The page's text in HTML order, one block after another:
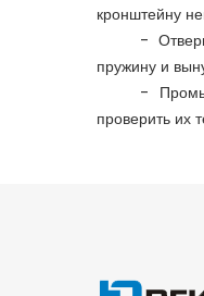
кронштейну
-
пружину и
-
проверить их